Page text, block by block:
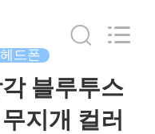
드폰
블루투스
지개 컬러